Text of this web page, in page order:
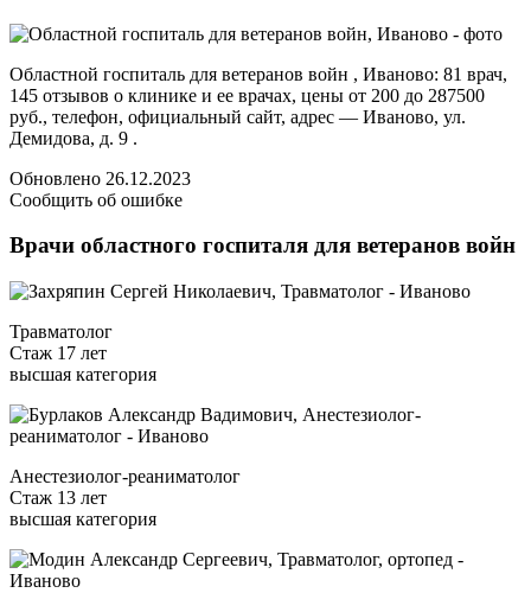
Областной госпиталь для ветеранов войн , Иваново: 81 врач,
145 отзывов о клинике и ее врачах, цены от 200 до 287500
руб., телефон, официальный сайт, адрес — Иваново, ул.
Демидова, д. 9 .
Обновлено 26.12.2023
Сообщить об ошибке
Врачи областного госпиталя для ветеранов войн
Травматолог
Стаж 17 лет
высшая категория
Анестезиолог-реаниматолог
Стаж 13 лет
высшая категория